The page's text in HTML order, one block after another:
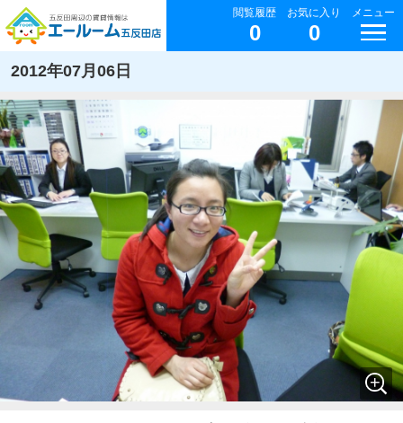
閲覧履歴
0
お気に入り
0
メニュー
2012年07月06日